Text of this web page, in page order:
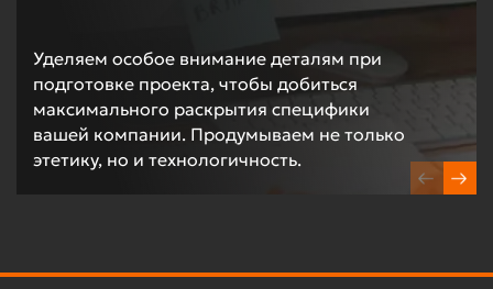
Уделяем особое внимание деталям при
подготовке проекта, чтобы добиться
максимального раскрытия специфики
вашей компании. Продумываем не только
этетику, но и технологичность.